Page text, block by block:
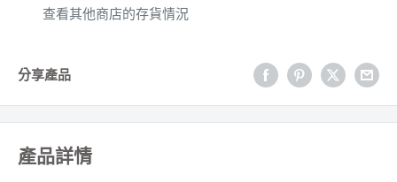
查看其他商店的存貨情況
分享產品
產品詳情